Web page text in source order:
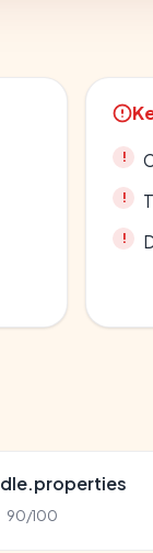
90/100